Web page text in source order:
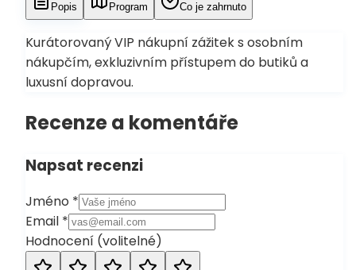
Popis Program Co je zahrnuto
Kurátorovaný VIP nákupní zážitek s osobním
nákupčím, exkluzivním přístupem do butiků a
luxusní dopravou.
Recenze a komentáře
Napsat recenzi
Jméno *
Email *
Hodnocení (volitelné)